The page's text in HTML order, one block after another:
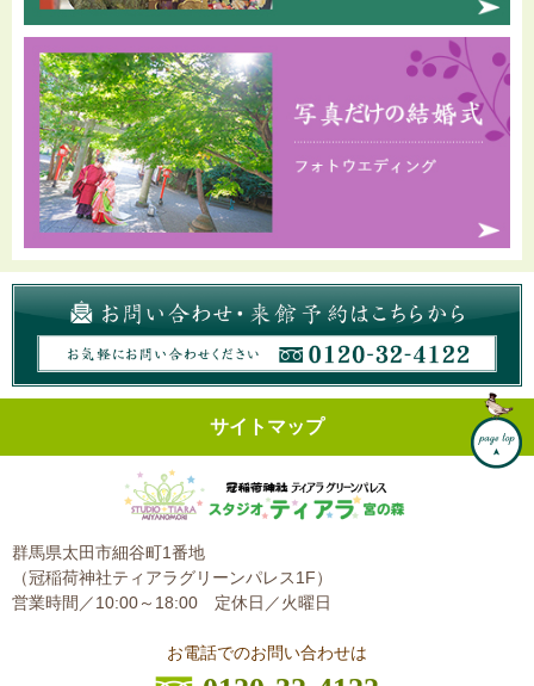
サイトマップ
群馬県太田市細谷町1番地
（冠稲荷神社ティアラグリーンパレス1F）
営業時間／10:00～18:00 定休日／火曜日
お電話でのお問い合わせは